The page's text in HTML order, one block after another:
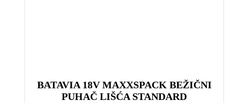
BATAVIA 18V MAXXSPACK BEŽIČNI
PUHAČ LIŠĆA STANDARD